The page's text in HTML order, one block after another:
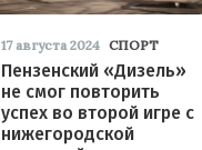
17 августа 2024 СПОРТ
Пензенский «Дизель»
не смог повторить
успех во второй игре с
нижегородской